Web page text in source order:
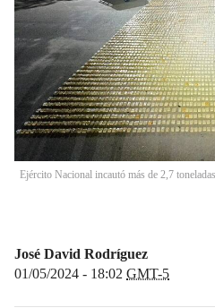
Ejército Nacional incautó más de 2,7
José David Rodríguez
01/05/2024 - 18:02 GMT-5